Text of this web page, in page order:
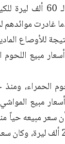
العجل، إضافة لتوافر لحوم
غادرت موائدهم
للأوصاع
مبيع اللحوم
ومنذ
مبيع
الحي إلى 35 ألف ليرة، علماً